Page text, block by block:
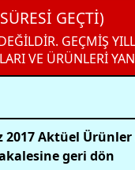
GEÇTİ)
GEÇMİŞ
VE ÜRÜNLERİ
2017 Aktüel
geri dön